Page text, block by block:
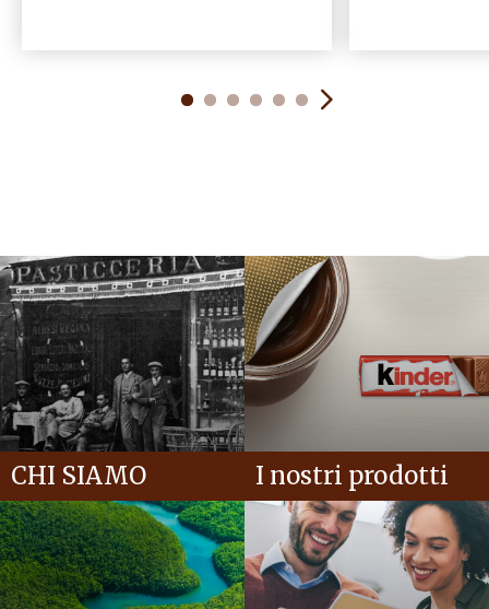
CHI SIAMO I nostri prodotti